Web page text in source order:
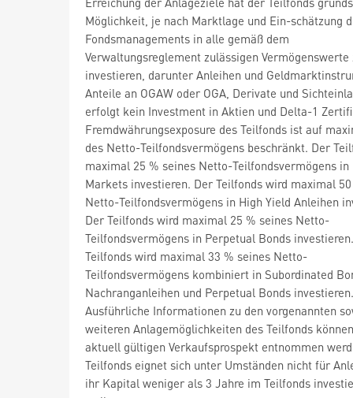
Möglichkeit, je nach Marktlage und Ein-schätzung
Fondsmanagements in alle gemäß dem
Verwaltungsreglement zulässigen Vermögenswerte
investieren, darunter Anleihen und
Anteile an OGAW oder OGA, Derivate und
erfolgt kein Investment in Aktien und Delta-1
Fremdwährungsexposure des Teilfonds ist auf
des Netto-Teilfondsvermögens beschränkt. Der
maximal 25 % seines Netto-Teilfondsvermögens in
Markets investieren. Der Teilfonds wird maximal
Netto-Teilfondsvermögens in High Yield Anleihen
Der Teilfonds wird maximal 25 % seines Netto-
Teilfondsvermögens in Perpetual Bonds
Teilfonds wird maximal 33 % seines Netto-
Teilfondsvermögens kombiniert in Subordinated
Nachranganleihen und Perpetual Bonds investieren.
Ausführliche Informationen zu den vorgenannten
weiteren Anlagemöglichkeiten des Teilfonds
aktuell gültigen Verkaufsprospekt entnommen
Teilfonds eignet sich unter Umständen nicht für
ihr Kapital weniger als 3 Jahre im Teilfonds